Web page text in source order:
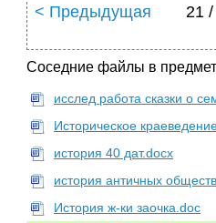
< Предыдущая 21
Соседние файлы в
исслед работа сказки о
Историческое
история 40 дат.docx
история античных
История ж-ки заочка.doc